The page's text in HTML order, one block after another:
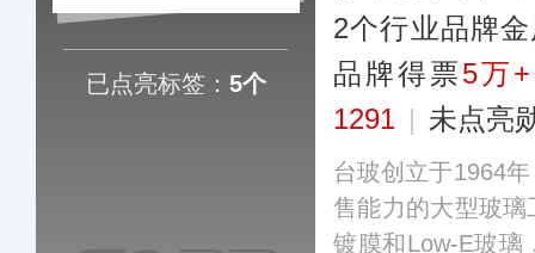
已点亮标签： 5个
2个行业品牌
品牌得票5万+
1291 | 未点亮
台玻创立于1964
售能力的大型玻
镀膜和Low-E玻璃